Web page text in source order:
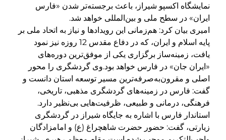
نمایشگاه اکسپو شیراز، باعث برجسته‌تر شدن «فارس
ایران» در سطح ملی و بین‌المللی خواهد شد.
امیری بیان کرد: هم‌زمانی این رویدادها و نیاز به اتحاد ملی بر
پایه اسلام و ایران، که در دفاع مقدس 12 روزه نیز نمود
یافت، زمینه‌ساز برگزاری یکی از موفق‌ترین دوره‌های
«ایران جان» در فارس خواهد بود.وی گردشگری را محور
اصلی و مقرون‌به‌صرفه‌ترین مسیر توسعه استان دانست و
گفت: فارس در زمینه‌های گردشگری مذهبی، تاریخی،
فرهنگی، درمانی و طبیعی، ظرفیت‌هایی بی‌نظیر دارد.
استاندار فارس با اشاره به جایگاه شیراز در گردشگری
زیارتی، گفت: حضور حضرت شاهچراغ (ع) و امامزادگان